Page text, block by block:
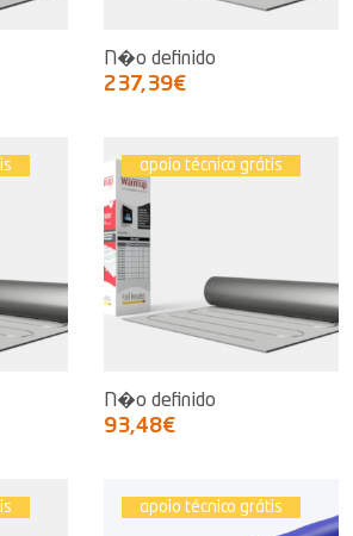
N�o definido
237,39€
apoio técnico grátis
N�o definido
93,48€
apoio técnico grátis